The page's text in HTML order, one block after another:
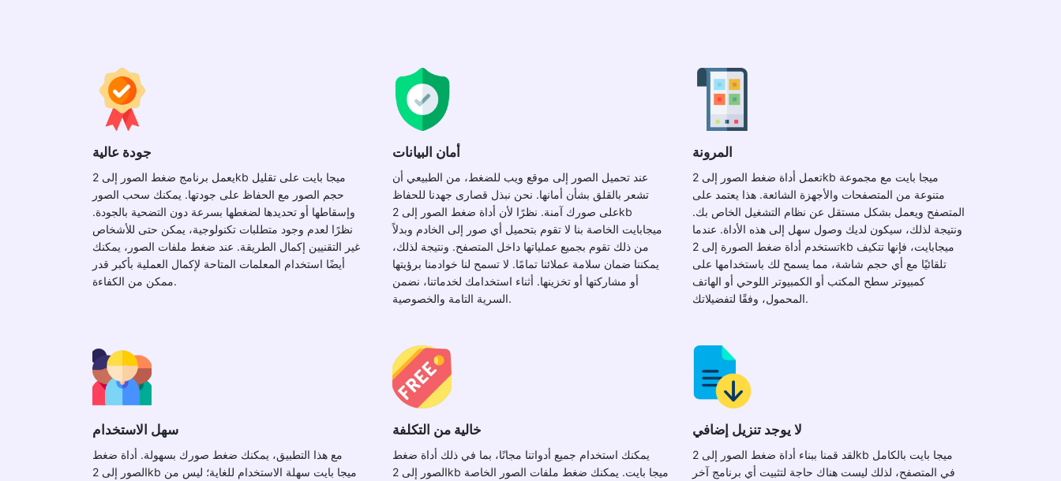
جودة عالية
يعمل برنامج ضغط الصور إلى 2kb ميجا بايت على تقليل
حجم الصور مع الحفاظ على جودتها. يمكنك سحب الصور
وإسقاطها أو تحديدها لضغطها بسرعة دون التضحية بالجودة.
نظرًا لعدم وجود متطلبات تكنولوجية، يمكن حتى للأشخاص
غير التقنيين إكمال الطريقة. عند ضغط ملفات الصور، يمكنك
أيضًا استخدام المعلمات المتاحة لإكمال العملية بأكبر قدر
ممكن من الكفاءة.
أمان البيانات
عند تحميل الصور إلى موقع ويب للضغط، من الطبيعي أن
تشعر بالقلق بشأن أمانها. نحن نبذل قصارى جهدنا للحفاظ
على صورك آمنة. نظرًا لأن أداة ضغط الصور إلى 2kb
ميجابايت الخاصة بنا لا تقوم بتحميل أي صور إلى الخادم وبدلاً
من ذلك تقوم بجميع عملياتها داخل المتصفح. ونتيجة لذلك،
يمكننا ضمان سلامة عملائنا تمامًا. لا تسمح لنا خوادمنا برؤيتها
أو مشاركتها أو تخزينها. أثناء استخدامك لخدماتنا، نضمن
السرية التامة والخصوصية.
المرونة
تعمل أداة ضغط الصور إلى 2kb ميجا بايت مع مجموعة
متنوعة من المتصفحات والأجهزة الشائعة. هذا يعتمد على
المتصفح ويعمل بشكل مستقل عن نظام التشغيل الخاص بك.
ونتيجة لذلك، سيكون لديك وصول سهل إلى هذه الأداة. عندما
تستخدم أداة ضغط الصورة إلى 2kb ميجابايت، فإنها تتكيف
تلقائيًا مع أي حجم شاشة، مما يسمح لك باستخدامها على
كمبيوتر سطح المكتب أو الكمبيوتر اللوحي أو الهاتف
المحمول، وفقًا لتفضيلاتك.
سهل الاستخدام
مع هذا التطبيق، يمكنك ضغط صورك بسهولة. أداة ضغط
الصور إلى 2kb ميجا بايت سهلة الاستخدام للغاية؛ ليس من
خالية من التكلفة
يمكنك استخدام جميع أدواتنا مجانًا، بما في ذلك أداة ضغط
الصور إلى 2kb ميجا بايت. يمكنك ضغط ملفات الصور الخاصة
لا يوجد تنزيل إضافي
لقد قمنا ببناء أداة ضغط الصور إلى 2kb ميجا بايت بالكامل
في المتصفح، لذلك ليست هناك حاجة لتثبيت أي برنامج آخر